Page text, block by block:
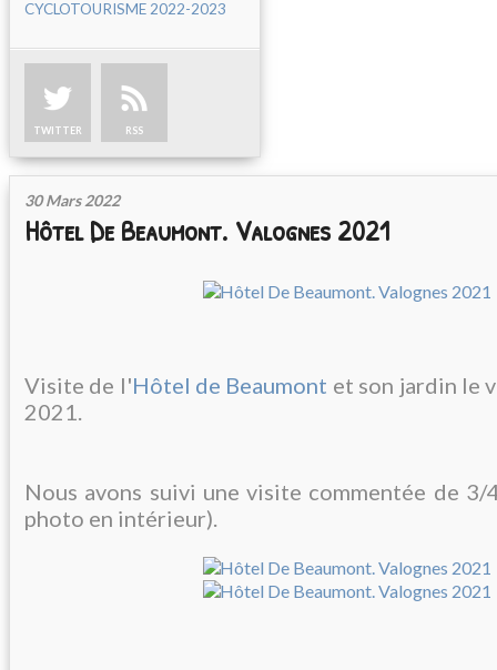
CYCLOTOURISME 2022-2023
TWITTER RSS
30 Mars 2022
Hôtel De Beaumont. Valognes 2021
Visite de l'Hôtel de Beaumont et son jardin le
2021.
Nous avons suivi une visite commentée de 3/
photo en intérieur).